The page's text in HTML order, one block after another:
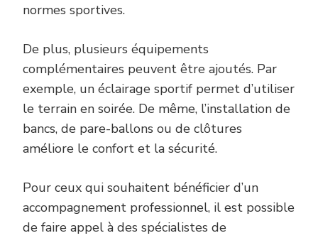
normes sportives.
De plus, plusieurs équipements
complémentaires peuvent être ajoutés. Par
exemple, un éclairage sportif permet d’utiliser
le terrain en soirée. De même, l’installation de
bancs, de pare-ballons ou de clôtures
améliore le confort et la sécurité.
Pour ceux qui souhaitent bénéficier d’un
accompagnement professionnel, il est possible
de faire appel à des spécialistes de